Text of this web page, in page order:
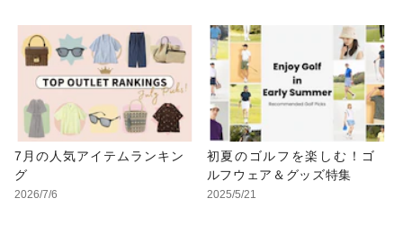
7月の人気アイテムランキン
グ
2026/7/6
初夏のゴルフを楽しむ！ゴ
ルフウェア＆グッズ特集
2025/5/21